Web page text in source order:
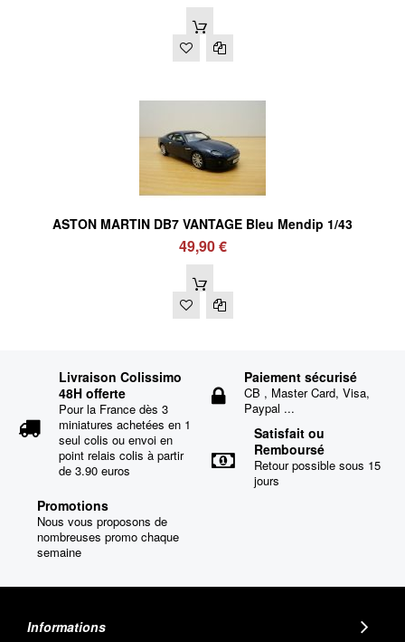
ASTON MARTIN DB7 VANTAGE Bleu Mendip 1/43
49,90 €
Livraison Colissimo
48H offerte
Pour la France dès 3
miniatures achetées en 1
seul colis ou envoi en
point relais colis à partir
de 3.90 euros
Paiement sécurisé
CB , Master Card, Visa,
Paypal ...
Satisfait ou
Remboursé
Retour possible sous 15
jours
Promotions
Nous vous proposons de
nombreuses promo chaque
semaine
Informations